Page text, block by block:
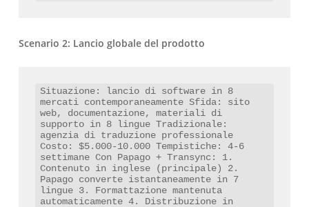
Scenario 2: Lancio globale del prodotto
Situazione: lancio di software in 8
mercati contemporaneamente Sfida: sito
web, documentazione, materiali di
supporto in 8 lingue Tradizionale:
agenzia di traduzione professionale
Costo: $5.000-10.000 Tempistiche: 4-6
settimane Con Papago + Transync: 1.
Contenuto in inglese (principale) 2.
Papago converte istantaneamente in 7
lingue 3. Formattazione mantenuta
automaticamente 4. Distribuzione in